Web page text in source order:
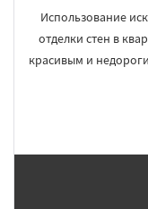
Использование
отделки стен в
красивым и